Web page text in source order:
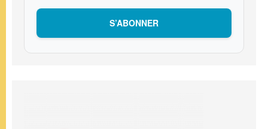
S’ABONNER